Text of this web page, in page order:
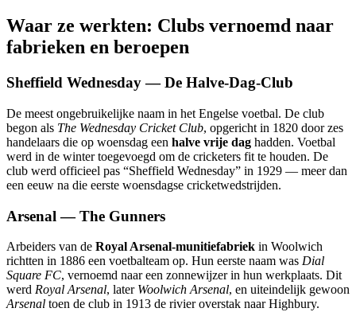
Waar ze werkten: Clubs vernoemd naar
fabrieken en beroepen
Sheffield Wednesday — De Halve-Dag-Club
De meest ongebruikelijke naam in het Engelse voetbal. De club
begon als The Wednesday Cricket Club, opgericht in 1820 door zes
handelaars die op woensdag een halve vrije dag hadden. Voetbal
werd in de winter toegevoegd om de cricketers fit te houden. De
club werd officieel pas “Sheffield Wednesday” in 1929 — meer dan
een eeuw na die eerste woensdagse cricketwedstrijden.
Arsenal — The Gunners
Arbeiders van de Royal Arsenal-munitiefabriek in Woolwich
richtten in 1886 een voetbalteam op. Hun eerste naam was Dial
Square FC, vernoemd naar een zonnewijzer in hun werkplaats. Dit
werd Royal Arsenal, later Woolwich Arsenal, en uiteindelijk gewoon
Arsenal toen de club in 1913 de rivier overstak naar Highbury.